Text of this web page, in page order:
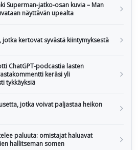
Superman-jatko-osan kuvia – Man
näyttävän upealta
jotka kertovat syvästä kiintymyksestä
ChatGPT-podcastia lasten
keräsi yli
tykkäyksiä
jotka voivat paljastaa heikon
paluuta: omistajat haluavat
hallitseman somen